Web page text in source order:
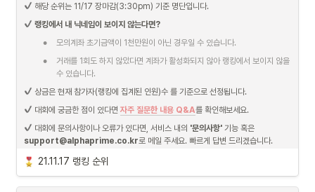
또한, 11/18(목) 데일리 랭킹은 장 마감시간 역시 변동이 있으므로 6시에 공개됩니
다.
해당 순위는 11/17 장마감(3:30pm) 기준 명단입니다.
랭킹에서 내 닉네임이 보이지 않는다면?
• 모의계좌 초기금액이 1천만원이 아닌 경우일 수 있습니다.
•
거래를 1회도 하지 않았다면 계좌가 활성화되지 않아 랭킹에서 보이지 않을
수 있습니다.
상금은 현재 참가자(랭킹에 집계된 인원)수 를 기준으로 선정됩니다.
대회에 궁금한 점이 있다면 자주 질문한 내용 Q&A를 확인해보세요.
대회에 문의사항이나 오류가 있다면, 서비스 내의 '문의사항'
support@alphaprime.co.kr로 메일 주세요. 빠르게 답변 드리겠습니다.
21.11.17 랭킹 순위